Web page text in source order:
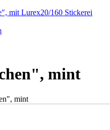
mit Lurex20/160 Stickerei
mint
mint